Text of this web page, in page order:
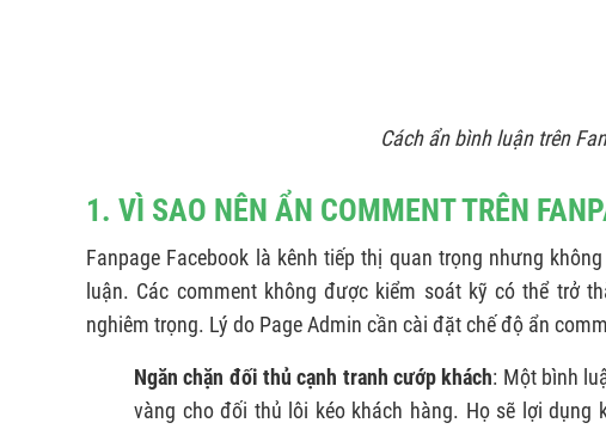
Cách ẩn bình luận trên
1. VÌ SAO NÊN ẨN COMMENT TRÊN
Fanpage Facebook là kênh tiếp thị quan trọng nhưng
luận. Các comment không được kiểm soát kỹ có thể trở
nghiêm trọng. Lý do Page Admin cần cài đặt chế độ ẩn
Ngăn chặn đối thủ cạnh tranh cướp khách: Một bình
vàng cho đối thủ lôi kéo khách hàng. Họ sẽ lợi